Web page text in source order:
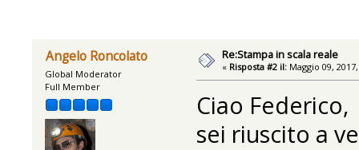
Angelo Roncolato
Global Moderator
Full Member
Re:Stampa in scala reale
« Risposta #2 il: Maggio 09,
Ciao Federico,
sei riuscito a